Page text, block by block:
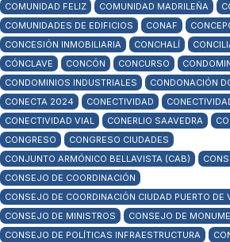
COMUNIDAD FELIZ
COMUNIDAD MADRILEÑA
COMUNIDADES DE EDIFICIOS
CONAF
CONCESIÓN INMOBILIARIA
CONCHALÍ
CÓNCLAVE
CONCÓN CONCURSO
CONDOMINIOS INDUSTRIALES
CONDONACIÓN
CONECTA 2024
CONECTIVIDAD
CONECTIVIDAD VIAL
CONERLIO SAAVEDRA
CONGRESO
CONGRESO CIUDADES
CONJUNTO ARMÓNICO BELLAVISTA (CAB)
CONSEJO DE COORDINACIÓN
CONSEJO DE COORDINACIÓN CIUDAD PUERTO DE
CONSEJO DE MINISTROS
CONSEJO DE
CONSEJO DE POLÍTICAS INFRAESTRUCTURA